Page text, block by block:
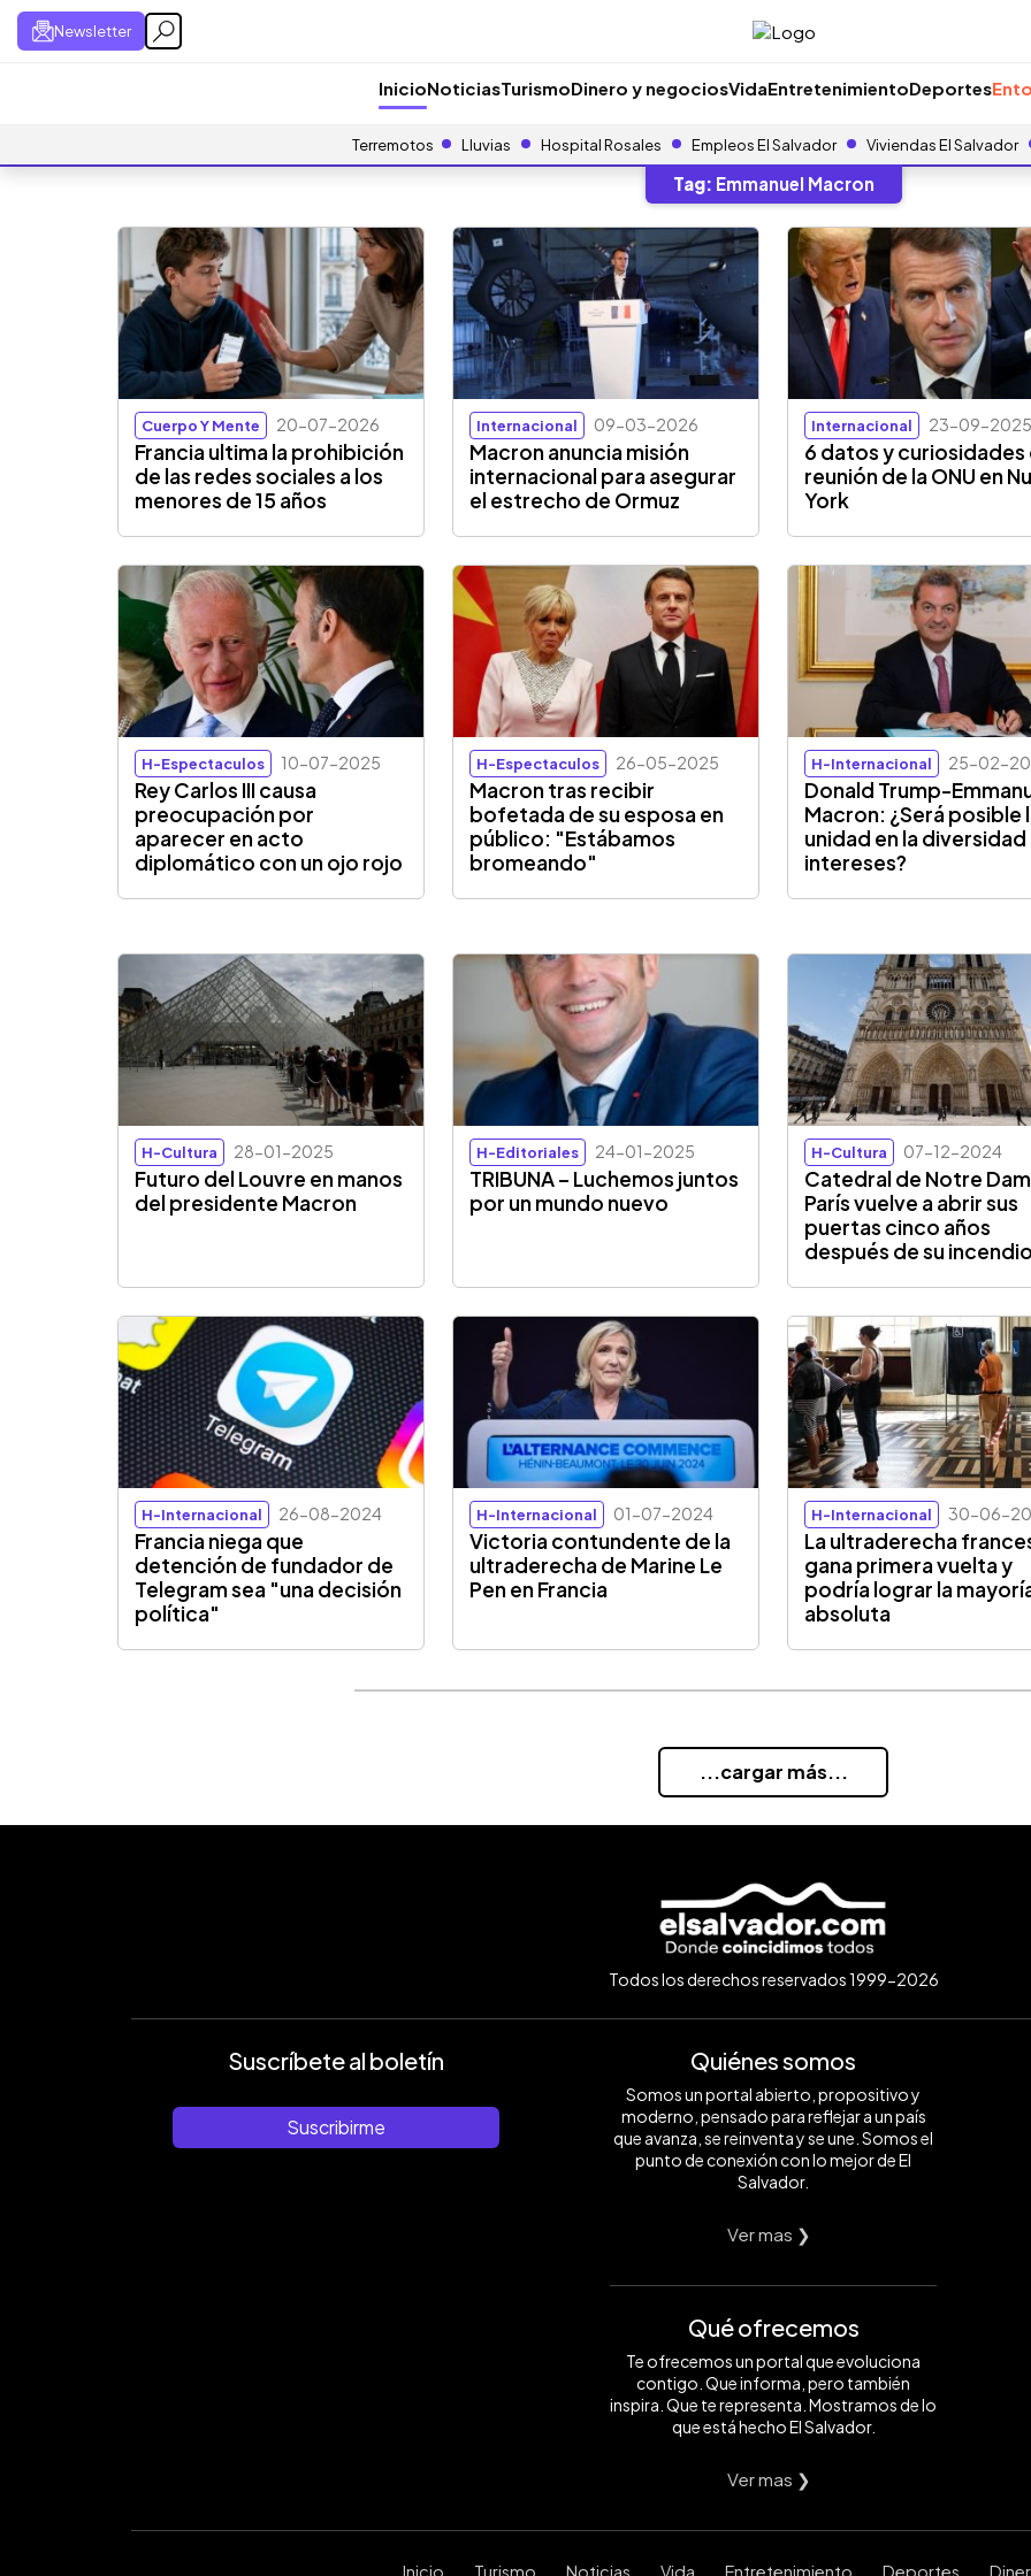
Newsletter
InicioNoticiasTurismoDinero y negociosVidaEntretenimientoDeportes
Terremotos Lluvias Hospital Rosales Empleos El Salvador Viviendas El Salvador
Tag: Emmanuel Macron
Cuerpo Y Mente 20-07-2026
Francia ultima la prohibición
de las redes sociales a los
menores de 15 años
Internacional 09-03-2026
Macron anuncia misión
internacional para asegurar
el estrecho de Ormuz
Internacional 23-09-2025
6 datos y curiosidades
reunión de la ONU en
York
H-Espectaculos 10-07-2025
Rey Carlos III causa
preocupación por
aparecer en acto
diplomático con un ojo rojo
H-Espectaculos 26-05-2025
Macron tras recibir
bofetada de su esposa en
público: "Estábamos
bromeando"
H-Internacional 25-02-
Donald Trump-
Macron: ¿Será posible
unidad en la diversidad
intereses?
H-Cultura 28-01-2025
Futuro del Louvre en manos
del presidente Macron
H-Editoriales 24-01-2025
TRIBUNA – Luchemos juntos
por un mundo nuevo
H-Cultura 07-12-2024
Catedral de Notre
París vuelve a abrir sus
puertas cinco años
después de su incendio
H-Internacional 26-08-2024
Francia niega que
detención de fundador de
Telegram sea "una decisión
política"
H-Internacional 01-07-2024
Victoria contundente de la
ultraderecha de Marine Le
Pen en Francia
H-Internacional 30-06-
La ultraderecha
gana primera vuelta y
podría lograr la
absoluta
...cargar más...
Todos los derechos reservados 1999-2026
Suscríbete al boletín
Suscribirme
Quiénes somos
Somos un portal abierto, propositivo y
moderno, pensado para reflejar a un país
que avanza, se reinventa y se une. Somos el
punto de conexión con lo mejor de El
Salvador.
Ver mas ❯
Qué ofrecemos
Te ofrecemos un portal que evoluciona
contigo. Que informa, pero también
inspira. Que te representa. Mostramos de lo
que está hecho El Salvador.
Ver mas ❯
Inicio Turismo Noticias Vida Entretenimiento Deportes